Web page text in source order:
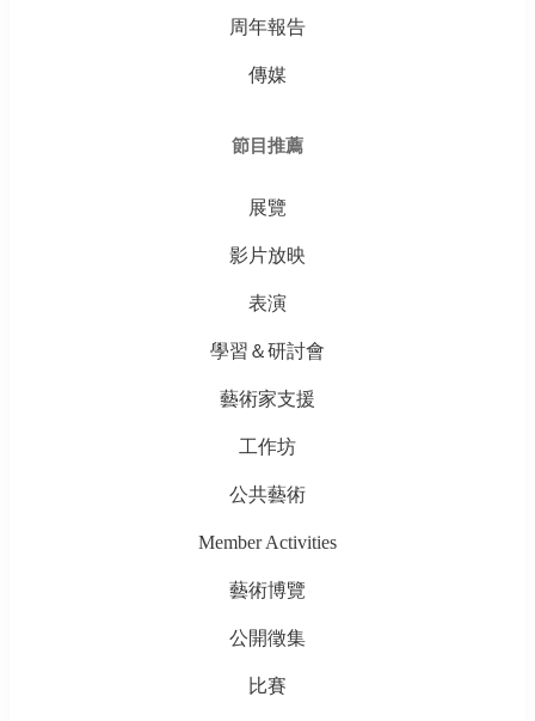
周年報告
傳媒
節目推薦
展覽
影片放映
表演
學習＆研討會
藝術家支援
工作坊
公共藝術
Member Activities
藝術博覽
公開徵集
比賽